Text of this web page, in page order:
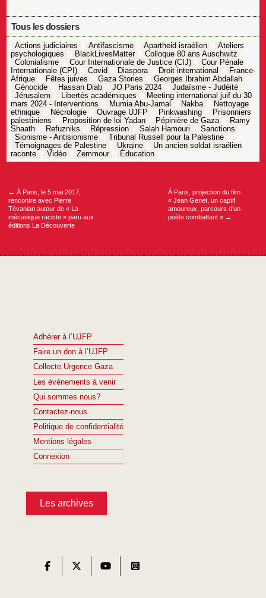
Tous les dossiers
Actions judiciaires Antifascisme Apartheid israélien
Ateliers
psychologiques
BlackLivesMatter
Colloque 80 ans Auschwitz
Colonialisme
Cour Internationale de Justice (CIJ)
Cour Pénale
Internationale (CPI)
Covid Diaspora Droit international
France-
Afrique
Fêtes juives Gaza Stories
Georges Ibrahim Abdallah
Génocide
Hassan Diab JO Paris 2024
Judaïsme - Judéité
Jérusalem
Libertés académiques
Meeting international juif du 30
mars 2024 - Interventions
Mumia Abu-Jamal Nakba
Nettoyage
ethnique
Nécrologie Ouvrage UJFP Pinkwashing
Prisonniers
palestiniens
Proposition de loi Yadan Pépinière de Gaza
Ramy
Shaath
Refuzniks Répression Salah Hamouri
Sanctions
Sionisme - Antisionisme
Tribunal Russell pour la Palestine
Témoignages de Palestine
Ukraine
Un ancien soldat israélien
raconte
Vidéo Zemmour Éducation
Navigation
← À Paris, le 5 mai 2017,
rencontre avec Pierre
Tévanian autour de « La
mécanique raciste » paru aux
éditions La Découverte
À Paris, projection du film
« Jean Genet, un captif
amoureux, parcours d’un
poète combattant » →
Adhérer à l’UJFP
Faire un don à l’UJFP
Collecte Urgence Gaza
Les événements à venir
Qui sommes nous?
Contactez-nous
Politique de confidentialité
Mentions légales
Connexion
Les archives